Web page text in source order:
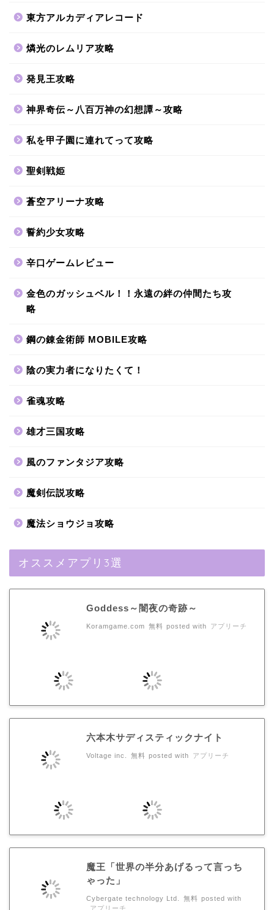
東方アルカディアレコード
燐光のレムリア攻略
発見王攻略
神界奇伝～八百万神の幻想譚～攻略
私を甲子園に連れてって攻略
聖剣戦姫
蒼空アリーナ攻略
誓約少女攻略
辛口ゲームレビュー
金色のガッシュベル！！永遠の絆の仲間たち攻
略
鋼の錬金術師 MOBILE攻略
陰の実力者になりたくて！
雀魂攻略
雄才三国攻略
風のファンタジア攻略
魔剣伝説攻略
魔法ショウジョ攻略
オススメアプリ3選
Goddess～闇夜の奇跡～
Koramgame.com 無料 posted with アプリーチ
六本木サディスティックナイト
Voltage inc. 無料 posted with アプリーチ
魔王「世界の半分あげるって言っち
ゃった」
Cybergate technology Ltd. 無料 posted with
アプリーチ